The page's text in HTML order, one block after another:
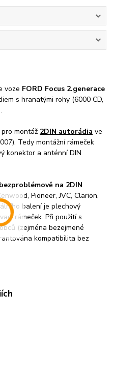
voze FORD Focus 2.generace
s hranatými rohy (6000 CD,
montáž 2DIN autorádia ve
Tedy montážní rámeček
konektor a anténní DIN
na 2DIN
Pioneer, JVC, Clarion,
balení je plechový
rámeček. Při použití s
(zejména bezejmené
kompatibilita bez